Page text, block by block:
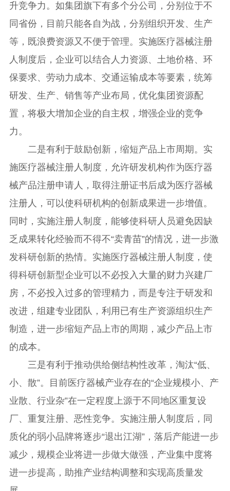
升竞争力。如集团旗下有多个分公司，分别位于不
同省份，目前只能各自为战，分别组织开发、生产
等，既浪费资源又不便于管理。实施医疗器械注册
人制度后，企业可以结合人力资源、土地价格、环
保要求、劳动力成本、交通运输成本等要素，统筹
研发、生产、销售等产业布局，优化集团资源配
置，将极大增加企业的自主权，增强企业的竞争
力。
二是有利于鼓励创新，缩短产品上市周期。实
施医疗器械注册人制度，允许研发机构作为医疗器
械产品注册申请人，取得注册证书后成为医疗器械
注册人，可以使科研机构的创新成果进一步增值。
同时，实施注册人制度，能够使科研人员避免因缺
乏成果转化经验而不得不“卖青苗”的情况，进一步激
发科研创新的热情。实施医疗器械注册人制度，使
得科研创新型企业可以不必投入大量的财力兴建厂
房，不必投入过多的管理精力，而是专注于研发和
改进，组建专业团队，利用已有生产资源组织生产
制造，进一步缩短产品上市的周期，减少产品上市
的成本。
三是有利于推动供给侧结构性改革，淘汰“低、
小、散”。目前医疗器械产业存在的“企业规模小、产
业散、行业杂”在一定程度上源于不同地区重复设
厂、重复注册、恶性竞争。实施注册人制度后，同
质化的弱小品牌将逐步“退出江湖”，落后产能进一步
减少，规模企业将进一步做大做强，产业集中度将
进一步提高，助推产业结构调整和实现高质量发